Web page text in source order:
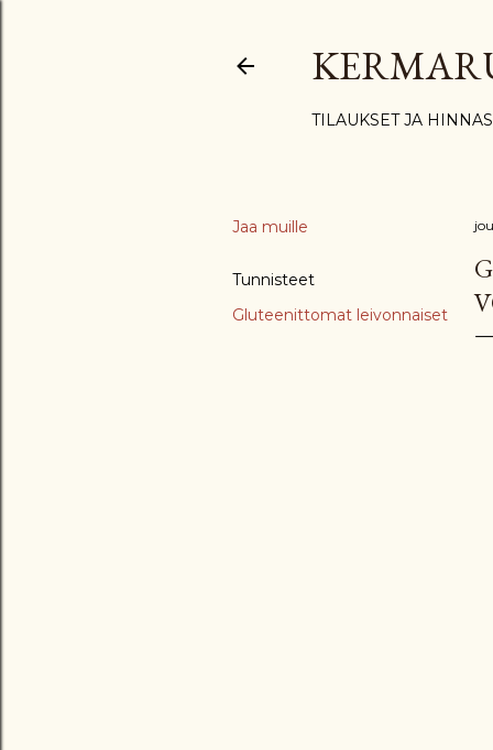
TILAUKSET JA
Jaa muille
Tunnisteet
Gluteenittomat leivonnaiset